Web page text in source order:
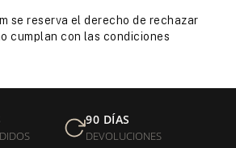
se reserva el derecho de rechazar
cumplan con las condiciones
90 DÍAS
DEVOLUCIONES